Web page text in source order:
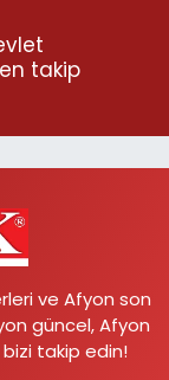
takip
ve Afyon son
güncel, Afyon
takip edin!